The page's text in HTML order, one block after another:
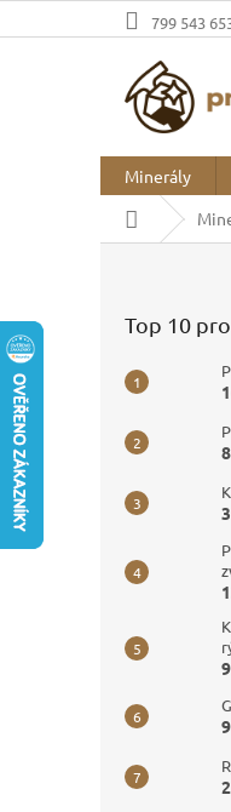
na
799 543
Minerály
Domů
Top 10